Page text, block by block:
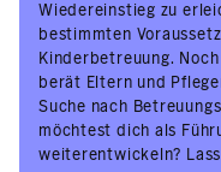
Wiedereinstieg zu
bestimmten
Kinderbetreuung.
berät Eltern und
Suche nach
möchtest dich als
weiterentwickeln?